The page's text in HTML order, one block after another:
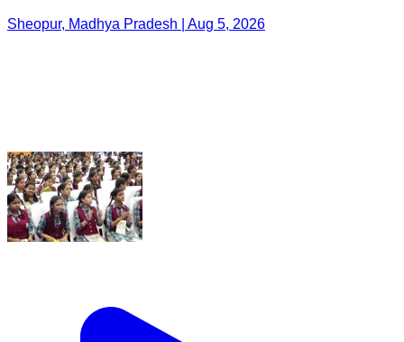
Sheopur, Madhya Pradesh | Aug 5, 2026